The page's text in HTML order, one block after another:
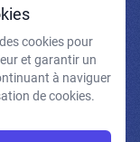
pris connaissance de
légales.
cookies pour
et garantir un
à naviguer
de cookies.